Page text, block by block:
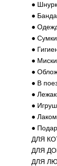
●
●
●
● Cумки
●
● Миски
●
● В
●
●
●
●
ДЛЯ
ДЛЯ
ДЛЯ